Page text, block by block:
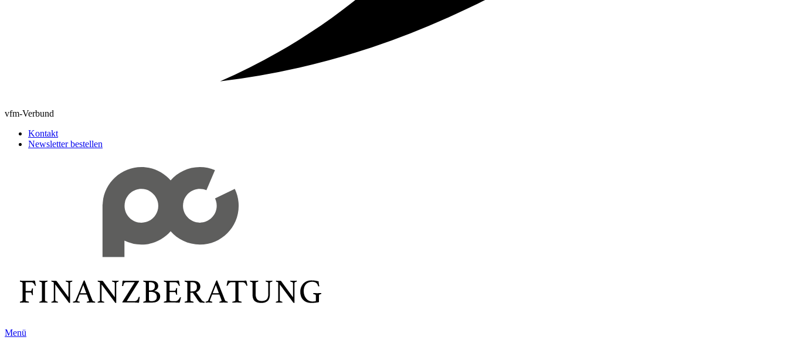
vfm-Verbund
Kontakt
Newsletter bestellen
Menü